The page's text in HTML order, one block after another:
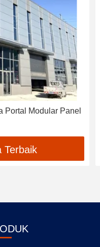
Portal Modular Panel
Terbaik